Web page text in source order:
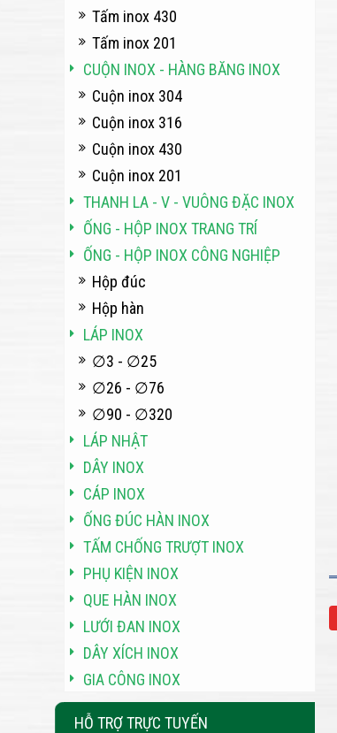
Tấm inox 430
Tấm inox 201
CUỘN INOX - HÀNG BĂNG INOX
Cuộn inox 304
Cuộn inox 316
Cuộn inox 430
Cuộn inox 201
THANH LA - V - VUÔNG ĐẶC INOX
ỐNG - HỘP INOX TRANG TRÍ
ỐNG - HỘP INOX CÔNG NGHIỆP
Hộp đúc
Hộp hàn
LÁP INOX
∅3 - ∅25
∅26 - ∅76
∅90 - ∅320
LÁP NHẬT
DÂY INOX
CÁP INOX
ỐNG ĐÚC HÀN INOX
TẤM CHỐNG TRƯỢT INOX
PHỤ KIỆN INOX
QUE HÀN INOX
LƯỚI ĐAN INOX
DÂY XÍCH INOX
GIA CÔNG INOX
HỖ TRỢ TRỰC TUYẾN